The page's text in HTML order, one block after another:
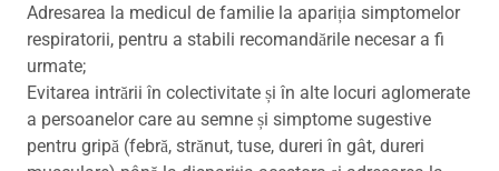
Adresarea la medicul de familie la apariția simptomelor
respiratorii, pentru a stabili recomandările necesar a fi
urmate;
Evitarea intrării în colectivitate și în alte locuri aglomerate
a persoanelor care au semne și simptome sugestive
pentru gripă (febră, strănut, tuse, dureri în gât, dureri